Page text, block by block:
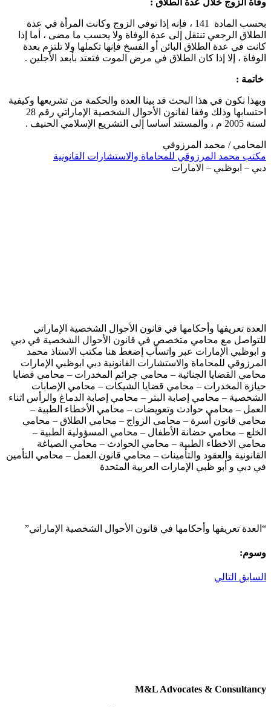
بحسب المادة 141 ، فإنه إذا توفي الزوج وكانت المرأة في عدة
الطلاق الرجعي تنتقل إلى عدة الوفاة ولا يحسب ما مضى ، أما إذا
كانت في عدة الطلاق البائن أو الفسخ فإنها تكملها ولا تلتزم بعدة
الوفاة ، إلا إذا كان الطلاق في مرض الموت فتعتد بأبعد الأجلين .
خاتمة :
وبهذا نكون في هذا البحث قد بينا العدة والحكمة من تشريعها وكيفية
احتسابها وذلك وفقا لقانون الأحوال الشخصية الإماراتي رقم 28
لسنة 2005 م ، والمستند أساسا إلى التشريع الإسلامي الحنيف .
المحامي / محمد المرزوقي
مكتب محمد المرزوقي للمحاماة والاستشارات القانونية
دبي – ابوظبي – الامارات
العدة تعريفها وأحكامها في قانون الأحوال الشخصية الإماراتي
للتواصل مع محامي متخصص في قانون الأحوال الشخصية في دبي
و ابوظبي الإمارات عبر واتسآب إضغط هنا مكتب الاستاذ محمد
المرزوقي للمحاماة والاستشارات القانونية دبي ابوظبي الإمارات
محامي القضايا الجنائية – محامي جرائم المخدرات – محامي قضايا
حيازة المخدرات – محامي قضايا الشيكات – محامي الإصابات
الشخصية – محامي إصابة البتر – محامي إصابة الدماغ والرأس اثناء
العمل – محامي حوادث وتعويضات – محامي الأخطاء الطبية –
محامي قانون أسرة – محامي الزواج – محامي الطلاق – محامي
الخلع – محامي حضانة الأطفال – محامي المسؤولية الطبية –
محامي الاخطاء الطبية – محامي الحوادث – محامي الصياغة
القانونية والعقود والتأمينات – محامي قانون العمل – محامي التأمين
في دبي و أبو ظبي الإمارات العربية المتحدة
“العدة تعريفها وأحكامها في قانون الأحوال الشخصية الإماراتي”
وسوم:
السابق التالي
M&L Advocates & Consultancy